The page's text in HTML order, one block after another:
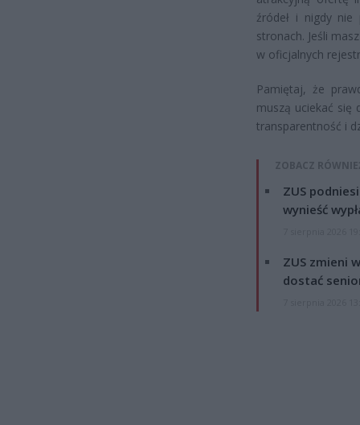
źródeł i nigdy nie
stronach. Jeśli
w oficjalnych
Pamiętaj, że
muszą uciekać się
transparentność i
ZOBACZ
ZUS
wynieść
ZUS zmieni
dostać